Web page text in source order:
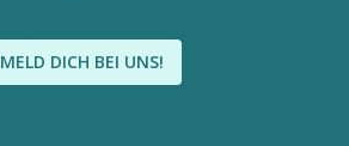
MELD DICH BEI UNS!